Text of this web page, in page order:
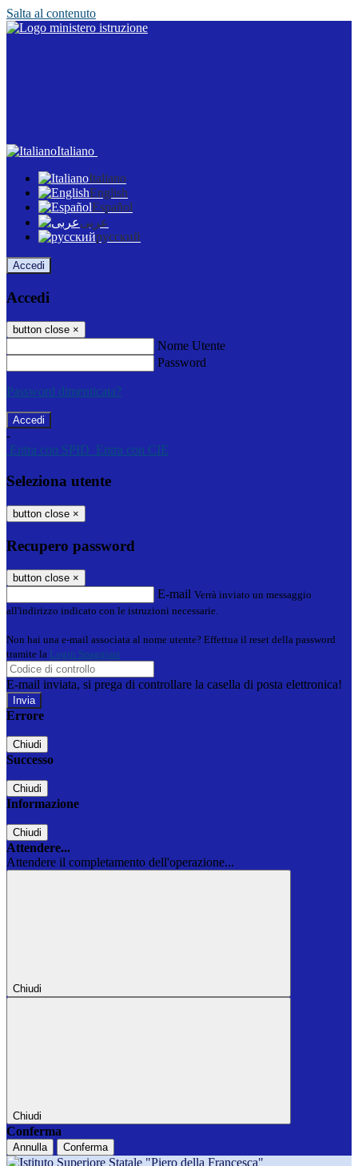
Salta al contenuto
Italiano
Italiano
English
Español
عربى
русский
Accedi
Accedi
button close ×
Nome Utente
Password
Password dimenticata?
-
Entra con SPID Entra con CIE
Seleziona utente
button close ×
Recupero password
button close ×
E-mail Verrà inviato un messaggio
all'indirizzo indicato con le istruzioni necessarie.
Non hai una e-mail associata al nome utente? Effettua il reset della password
tramite la Login Spaggiari
E-mail inviata, si prega di controllare la casella di posta elettronica!
Errore
Chiudi
Successo
Chiudi
Informazione
Chiudi
Attendere...
Attendere il completamento dell'operazione...
Chiudi
Chiudi
Conferma
Annulla Conferma